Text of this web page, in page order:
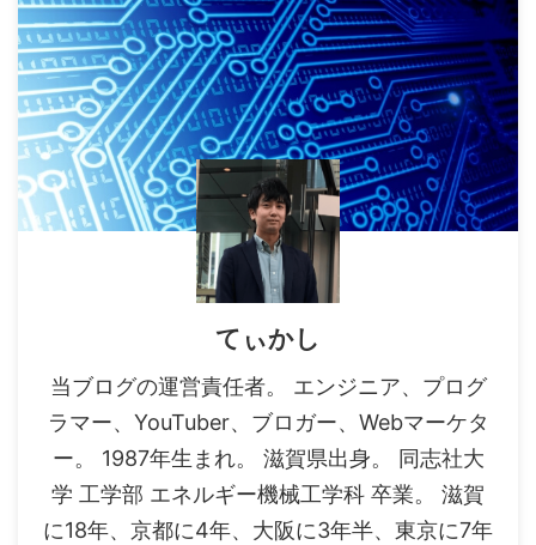
てぃかし
当ブログの運営責任者。 エンジニア、プログ
ラマー、YouTuber、ブロガー、Webマーケタ
ー。 1987年生まれ。 滋賀県出身。 同志社大
学 工学部 エネルギー機械工学科 卒業。 滋賀
に18年、京都に4年、大阪に3年半、東京に7年